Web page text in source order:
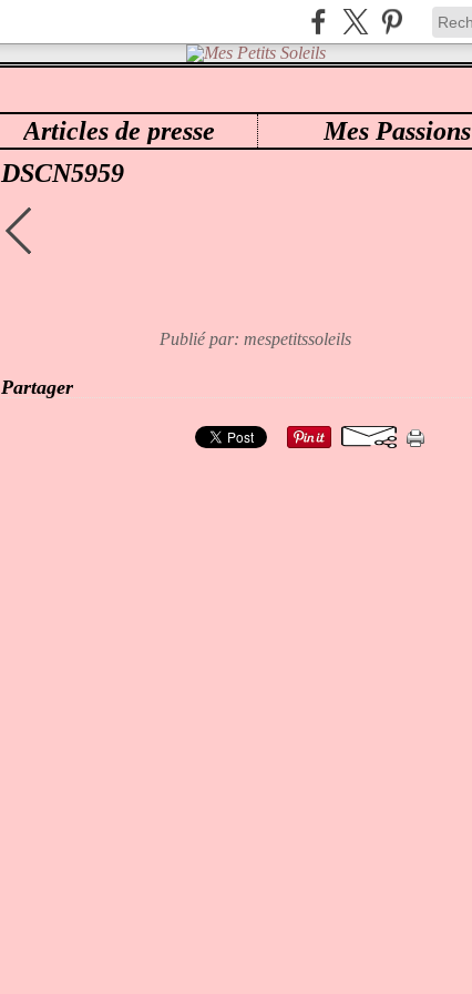
Articles de presse
Mes Passions
MES PETITS SOLEILS > 38 CHOUPETTE DSCN5959
DSCN5959
Publié par: mespetitssoleils
Partager